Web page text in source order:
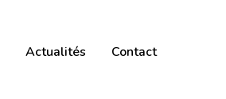
Actualités Contact